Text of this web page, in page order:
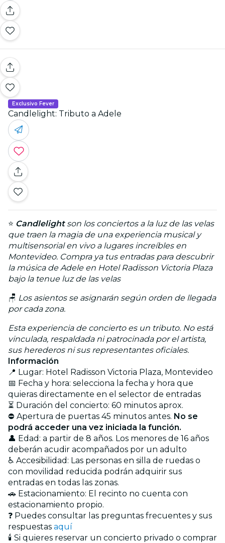
Exclusivo Fever
Candlelight: Tributo a Adele
⭐ Candlelightson los conciertos a la luz de las velas
que traen la magia de una experiencia musical y
multisensorial en vivo a lugares increíbles en
Montevideo. Compra ya tus entradas para descubrir
la música de Adele en Hotel Radisson Victoria Plaza
bajo la tenue luz de las velas
🪑 Los asientos se asignarán según orden de llegada
por cada zona.
Esta experiencia de concierto es un tributo. No está
vinculada, respaldada ni patrocinada por el artista,
sus herederos ni sus representantes oficiales.
Información
📍 Lugar: Hotel Radisson Victoria Plaza, Montevideo
📅 Fecha y hora: selecciona la fecha y hora que
quieras directamente en el selector de entradas
⏳ Duración del concierto: 60 minutos aprox.
⛔ Apertura de puertas 45 minutos antes. No se
podrá acceder una vez iniciada la función.
👤 Edad: a partir de 8 años. Los menores de 16 años
deberán acudir acompañados por un adulto
♿ Accesibilidad: Las personas en silla de ruedas o
con movilidad reducida podrán adquirir sus
entradas en todas las zonas.
🚗 Estacionamiento: El recinto no cuenta con
estacionamiento propio.
❓ Puedes consultar las preguntas frecuentes y sus
respuestas aquí
🕯️ Si quieres reservar un concierto privado o comprar